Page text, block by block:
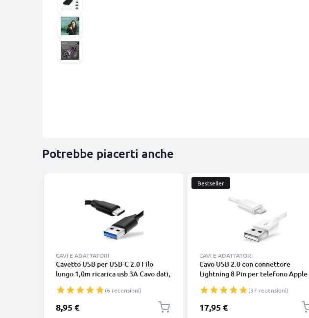
Potrebbe piacerti anche
CAVI E ADATTATORI
Cavetto USB per USB-C 2.0 Filo
lungo 1,0m ricarica usb 3A Cavo dati,
smartphone (Samsung, Huawei,
Google Pixel), fotocamera Canon,
Panasonic Lumix, Sony connettore
(6 recensioni)
8,95 €
Bestseller
CAVI E ADATTATORI
Cavo USB 2.0 con connettore
Lightning 8 Pin per telefono Apple
SE filo di 1m cavetto dati & ricarica
in bianco per cellulare
(37 recensioni)
17,95 €